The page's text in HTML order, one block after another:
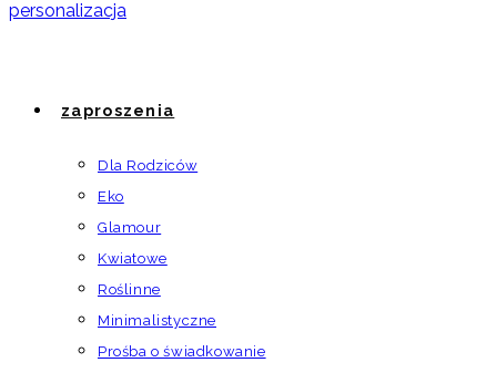
zaproszenia
Dla Rodziców
Eko
Glamour
Kwiatowe
Roślinne
Minimalistyczne
Prośba o świadkowanie